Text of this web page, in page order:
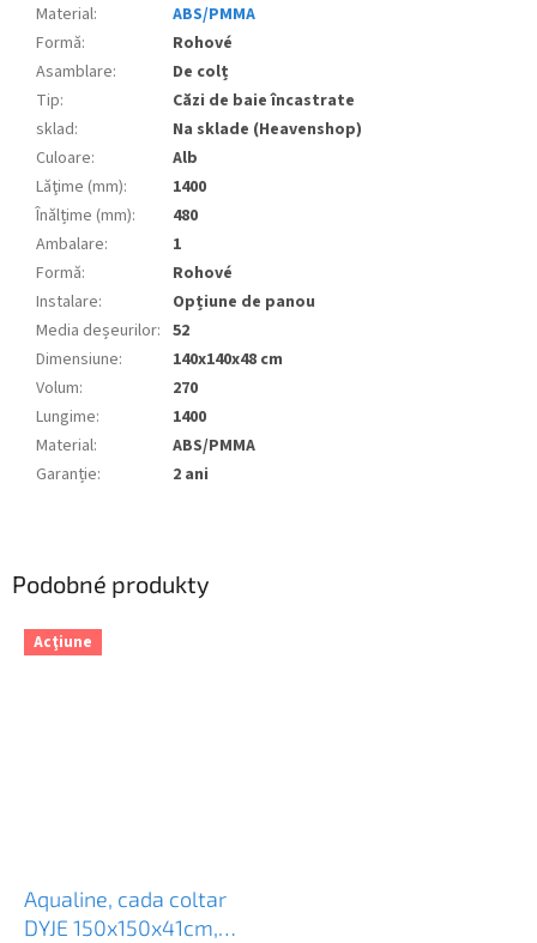
Material:
ABS/PMMA
Formă:
Rohové
Asamblare:
De colț
Tip:
Căzi de baie încastrate
sklad:
Na sklade (Heavenshop)
Culoare:
Alb
Lăţime (mm):
1400
Înălțime (mm):
480
Ambalare:
1
Formă:
Rohové
Instalare:
Opțiune de panou
Media deșeurilor: 52
Dimensiune:
140x140x48 cm
Volum:
270
Lungime:
1400
Material:
ABS/PMMA
Garanție: 2 ani
Podobné produkty
Acţiune
Aqualine, cada coltar
DYJE 150x150x41cm,